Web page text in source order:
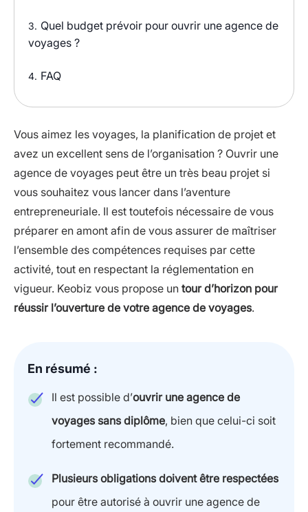
3. Quel budget prévoir pour ouvrir une agence de
voyages ?
4. FAQ
Vous aimez les voyages, la planification de projet et
avez un excellent sens de l’organisation ? Ouvrir une
agence de voyages peut être un très beau projet si
vous souhaitez vous lancer dans l’aventure
entrepreneuriale. Il est toutefois nécessaire de vous
préparer en amont afin de vous assurer de maîtriser
l’ensemble des compétences requises par cette
activité, tout en respectant la réglementation en
vigueur. Keobiz vous propose un tour d’horizon pour
réussir l’ouverture de votre agence de voyages.
En résumé :
Il est possible d’ouvrir une agence de
voyages sans diplôme, bien que celui-ci soit
fortement recommandé.
Plusieurs obligations doivent être respectées
pour être autorisé à ouvrir une agence de